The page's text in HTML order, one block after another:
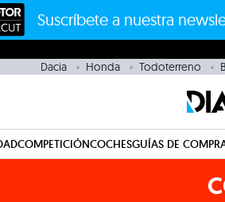
Suscríbete a nuestra
Dacia Honda Todoterreno
COMPETICIÓNCOCHESGUÍAS DE